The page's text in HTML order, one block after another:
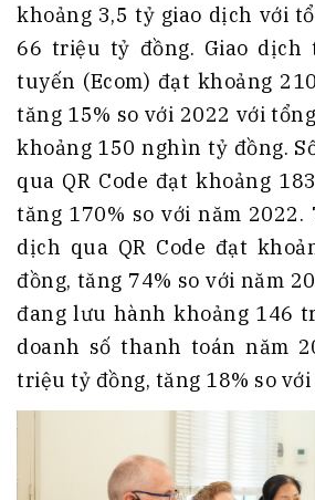
khoảng 3,5 tỷ giao dịch với
66 triệu tỷ đồng. Giao dịch
tuyến (Ecom) đạt khoảng
tăng 15% so với 2022 với
khoảng 150 nghìn tỷ đồng.
qua QR Code đạt khoảng
tăng 170% so với năm
dịch qua QR Code đạt
đồng, tăng 74% so với năm
đang lưu hành khoảng 146
doanh số thanh toán năm
triệu tỷ đồng, tăng 18% so với